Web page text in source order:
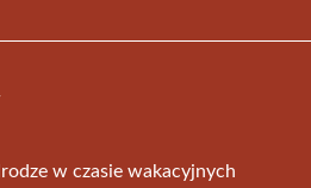
w czasie wakacyjnych